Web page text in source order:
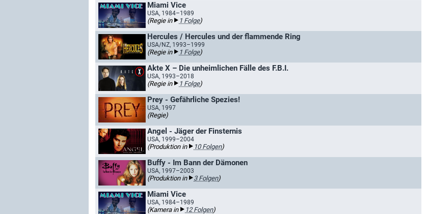
Miami Vice
USA, 1984–1989
(Regie in 1 Folge)
Hercules / Hercules und der flammende Ring
USA/NZ, 1993–1999
(Regie in 1 Folge)
Akte X – Die unheimlichen Fälle des F.B.I.
USA, 1993–2018
(Regie in 1 Folge)
Prey - Gefährliche Spezies!
USA, 1997
(Regie)
Angel - Jäger der Finsternis
USA, 1999–2004
(Produktion in 10 Folgen)
Buffy - Im Bann der Dämonen
USA, 1997–2003
(Produktion in 3 Folgen)
Miami Vice
USA, 1984–1989
(Kamera in 12 Folgen)